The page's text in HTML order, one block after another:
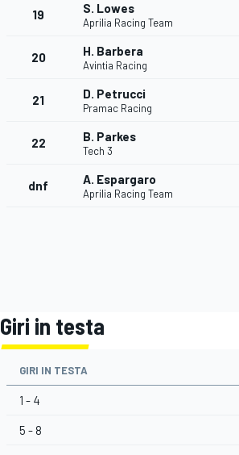
ENDURANCE/GT
19 S. Lowes
Aprilia Racing Team
20 H. Barbera
Avintia Racing
21 D. Petrucci
Pramac Racing
22 B. Parkes
Tech 3
dnf A. Espargaro
Aprilia Racing Team
Giri in testa
GIRI IN TESTA
1 - 4
5 - 8